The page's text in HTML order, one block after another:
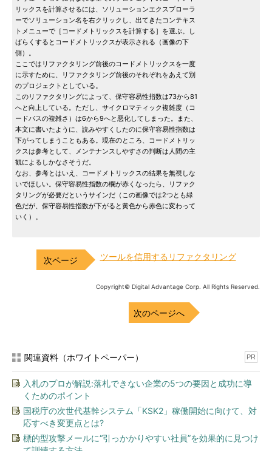
リックスを計算させるには、ソリューションエクスプローラ
ーでソリューション名を右クリックし、出てきたコンテキス
トメニューで［コードメトリックスを計算する］を選ぶ。し
ばらくするとコードメトリックスが表示される（画像の下
側）。
ここではリファクタリング前後のコードメトリックスを一度
に示すために、リファクタリング前後のそれぞれをあえて別
のプロジェクトとしている。
このリファクタリングによって、保守容易性指数は73から81
へと向上している。ただし、サイクロマティック複雑度（コ
ードパスの複雑さ）は6から9へと悪化してしまった。また、
本文に書いたように、読みやすくしたのに保守容易性指数は
下がってしまうこともある。現在のところ、コードメトリッ
クスは参考として、メンテナンスしやすさの判断は人間の主
観によるしかなさそうだ。
なお、参考とはいえ、コードメトリックスの結果を無視しな
いでほしい。保守容易性指数の欄が赤くなったら、リファク
タリングが必要だというサインだ（この画像では2つとも緑
色だが、保守容易性指数が下がると黄色から赤色に変わって
いく）。
ツールを信用するリファクタリング
Copyright© Digital Advantage Corp. All Rights Reserved.
次のページへ
関連資料（ホワイトペーパー） PR
入札のプロが解説:落札できない企業の5つの要因と成功に導
くためのポイント
国税庁の次世代基幹システム「KSK2」稼働開始に向けて、対
応すべき変更点とは?
標的型攻撃メールに“引っかかりやすい社員”を効果的に見つけ